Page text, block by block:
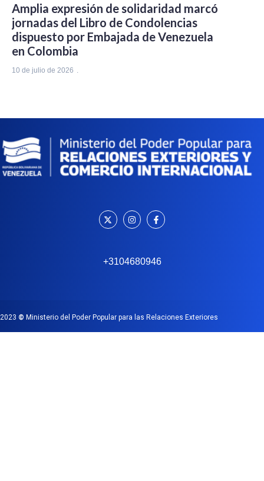
Amplia expresión de solidaridad marcó
jornadas del Libro de Condolencias
dispuesto por Embajada de Venezuela
en Colombia
10 de julio de 2026
+3104680946
2023 © Ministerio del Poder Popular para las Relaciones Exteriores